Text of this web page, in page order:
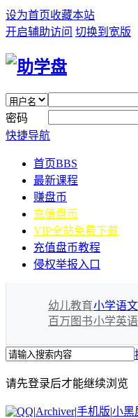
设为首页收藏本站
开启辅助访问 切换到宽版
密码
快捷导航
首页BBS
最新课程
赚盘币
充值盘币
VIP全站免费下载
充值盘币教程
侵权举报入口
幼儿教育小学语文
百万图书小学英语
请先登录后才能继续浏览
|Archiver|手机版|小黑